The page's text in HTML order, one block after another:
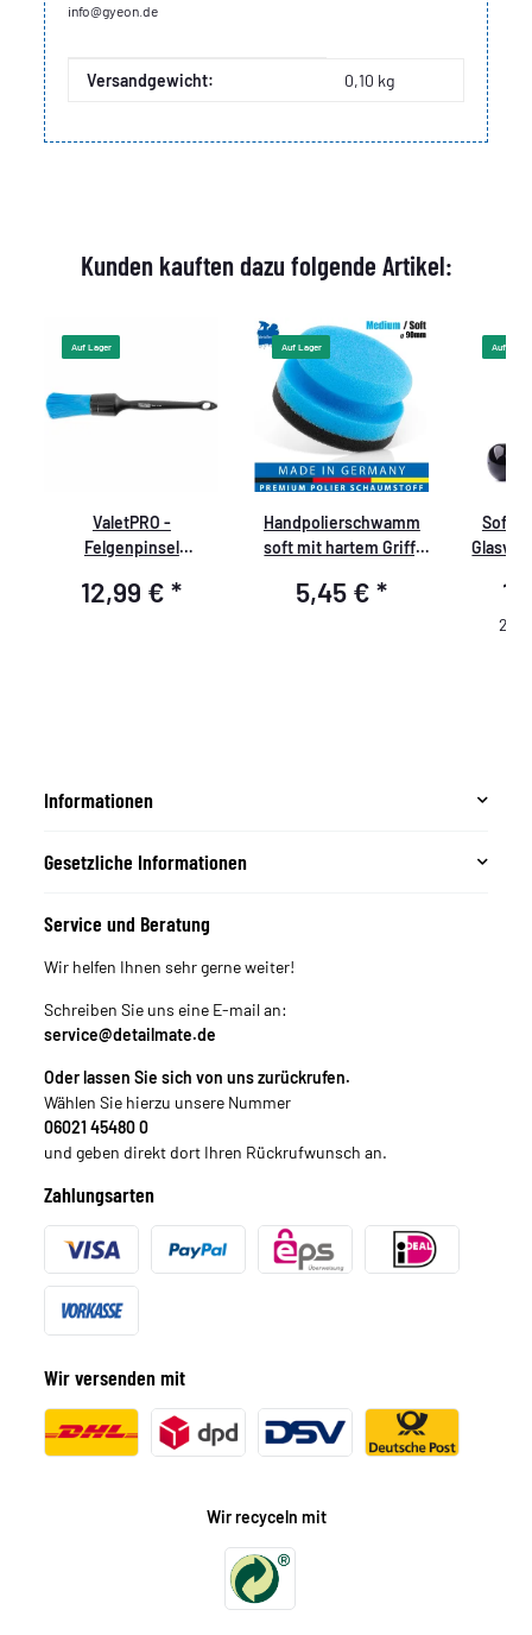
info@gyeon.de
Produkteigenschaft
Wert
Versandgewicht: 0,10 kg
Kunden kauften dazu folgende Artikel:
Auf Lager
ValetPRO -
Felgenpinsel
Kunststoff Griff 18, BRU
12,99 €*
Auf Lager
Handpolierschwamm
soft mit hartem Griff,
(feinzellig), Ø 90/50mm
5,45 €*
Auf Lager
Informationen
Gesetzliche Informationen
Service und Beratung
Wir helfen Ihnen sehr gerne weiter!
Schreiben Sie uns eine E-mail an:
service@detailmate.de
Oder lassen Sie sich von uns zurückrufen.
Wählen Sie hierzu unsere Nummer
06021 45480 0
und geben direkt dort Ihren Rückrufwunsch an.
Zahlungsarten
Wir versenden mit
Wir recyceln mit